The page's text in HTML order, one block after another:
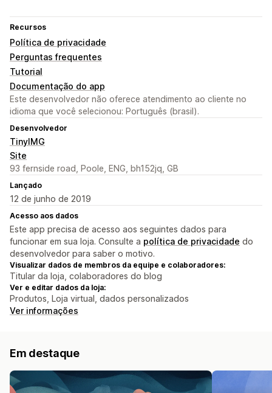
Recursos
Política de privacidade
Perguntas frequentes
Tutorial
Documentação do app
Este desenvolvedor não oferece atendimento ao cliente no
idioma que você selecionou: Português (brasil).
Desenvolvedor
TinyIMG
Site
93 fernside road, Poole, ENG, bh152jq, GB
Lançado
12 de junho de 2019
Acesso aos dados
Este app precisa de acesso aos seguintes dados para
funcionar em sua loja. Consulte a política de privacidade do
desenvolvedor para saber o motivo.
Visualizar dados de membros da equipe e colaboradores:
Titular da loja, colaboradores do blog
Ver e editar dados da loja:
Produtos, Loja virtual, dados personalizados
Ver informações
Em destaque